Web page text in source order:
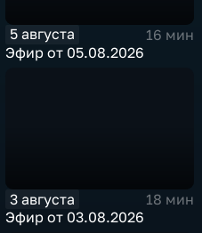
5 августа
16 мин
Эфир от 05.08.2026
3 августа
18 мин
Эфир от 03.08.2026